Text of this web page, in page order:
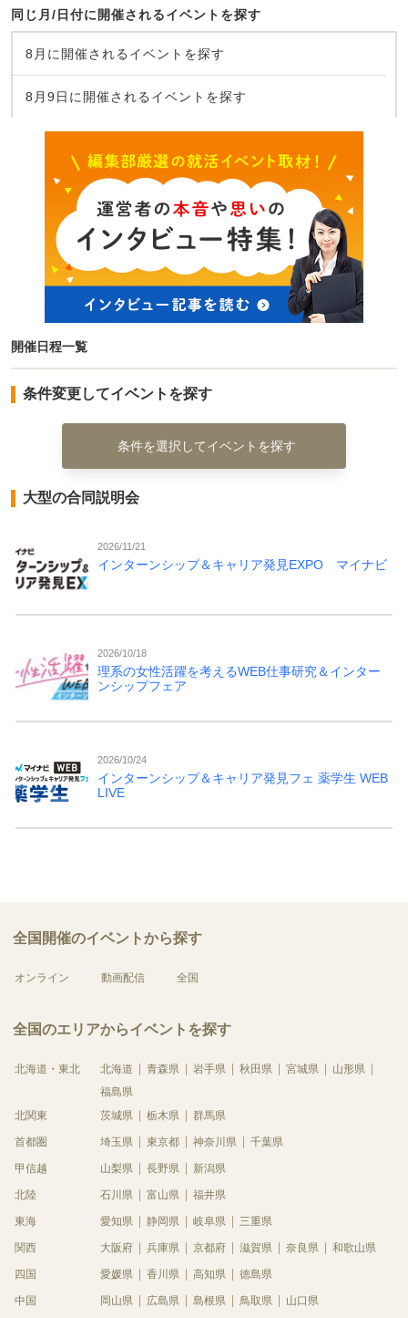
同じ月/日付に開催されるイベントを探す
8月に開催されるイベントを探す
8月9日に開催されるイベントを探す
開催日程一覧
条件変更してイベントを探す
条件を選択してイベントを探す
大型の合同説明会
2026/11/21
インターンシップ＆キャリア発見EXPO マイナビ
2026/10/18
理系の女性活躍を考えるWEB仕事研究＆インター
ンシップフェア
2026/10/24
インターンシップ＆キャリア発見フェ 薬学生 WEB
LIVE
全国開催のイベントから探す
オンライン 動画配信 全国
全国のエリアからイベントを探す
北海道・東北 北海道 青森県 岩手県 秋田県 宮城県
山形県
福島県
北関東
茨城県 栃木県 群馬県
首都圏 埼玉県 東京都 神奈川県 千葉県
甲信越 山梨県 長野県 新潟県
北陸 石川県 富山県 福井県
東海 愛知県 静岡県 岐阜県 三重県
関西 大阪府 兵庫県 京都府 滋賀県 奈良県 和歌山県
四国 愛媛県 香川県 高知県 徳島県
中国 岡山県 広島県 島根県 鳥取県 山口県